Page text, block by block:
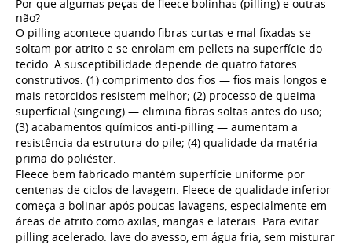
Por que algumas peças de fleece bolinhas (pilling) e outras
não?
O pilling acontece quando fibras curtas e mal fixadas se
soltam por atrito e se enrolam em pellets na superfície do
tecido. A susceptibilidade depende de quatro fatores
construtivos: (1) comprimento dos fios — fios mais longos e
mais retorcidos resistem melhor; (2) processo de queima
superficial (singeing) — elimina fibras soltas antes do uso;
(3) acabamentos químicos anti-pilling — aumentam a
resistência da estrutura do pile; (4) qualidade da matéria-
prima do poliéster.
Fleece bem fabricado mantém superfície uniforme por
centenas de ciclos de lavagem. Fleece de qualidade inferior
começa a bolinar após poucas lavagens, especialmente em
áreas de atrito como axilas, mangas e laterais. Para evitar
pilling acelerado: lave do avesso, em água fria, sem misturar